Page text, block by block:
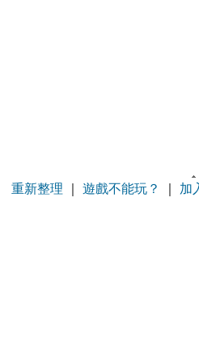
重新整理 遊戲不能玩？ 加